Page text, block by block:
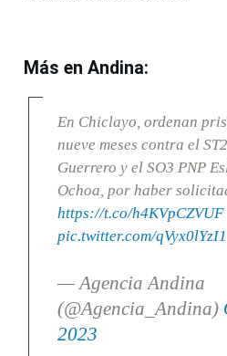
Más en Andina:
En Chiclayo, ordenan
nueve meses contra el
Guerrero y el SO3 PNP
Ochoa, por haber
https://t.co/h4KVpCZVUF
pic.twitter.com/qVyx0lYzI1
— Agencia Andina
(@Agencia_Andina)
2023